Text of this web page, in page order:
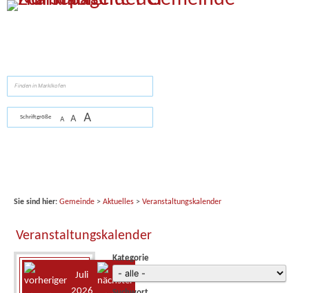
Zum Inhalt,zur Navigationoderzur Startseitespringen.
Schriftgröße A A A
Sie sind hier: Gemeinde> Aktuelles> Veranstaltungskalender
Veranstaltungskalender
Juli
2026
Kategorie